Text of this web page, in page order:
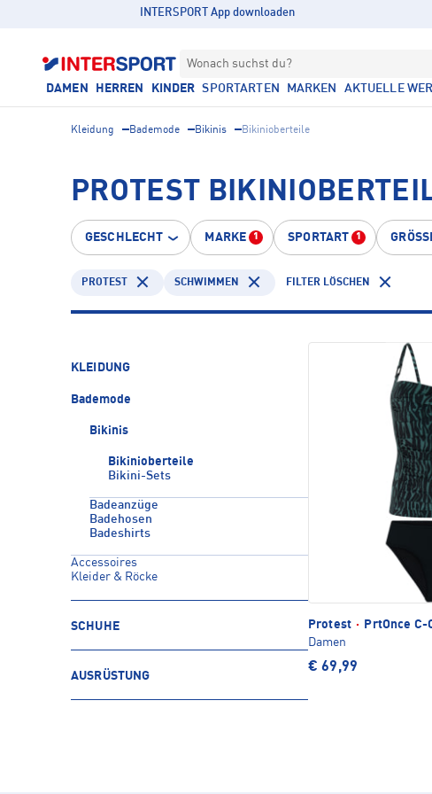
INTERSPORT App downloaden
Wonach suchst du?
DAMEN HERREN KINDER SPORTARTEN MARKEN AKTUELLE
Kleidung Bademode Bikinis Bikinioberteile
PROTEST
GESCHLECHT MARKE 1 SPORTART 1 GRÖSSE
PROTEST SCHWIMMEN FILTER LÖSCHEN
KLEIDUNG
Bademode
Bikinis
Bikinioberteile
Bikini-Sets
Badeanzüge
Badehosen
Badeshirts
Accessoires
Kleider & Röcke
SCHUHE
AUSRÜSTUNG
Protest ·
PrtOnce
Damen
€ 69,99